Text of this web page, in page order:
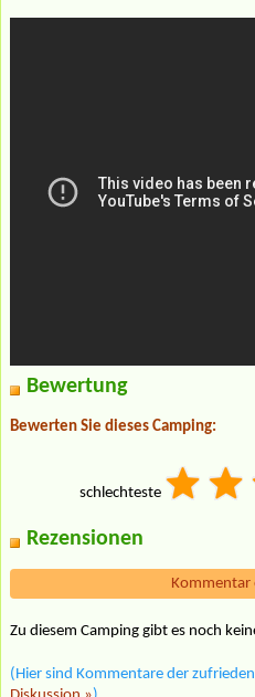
Bewertung
Bewerten Sie dieses Camping:
schlechteste
Rezensionen
Kommentar
Zu diesem Camping gibt es noch
(Hier sind Kommentare der